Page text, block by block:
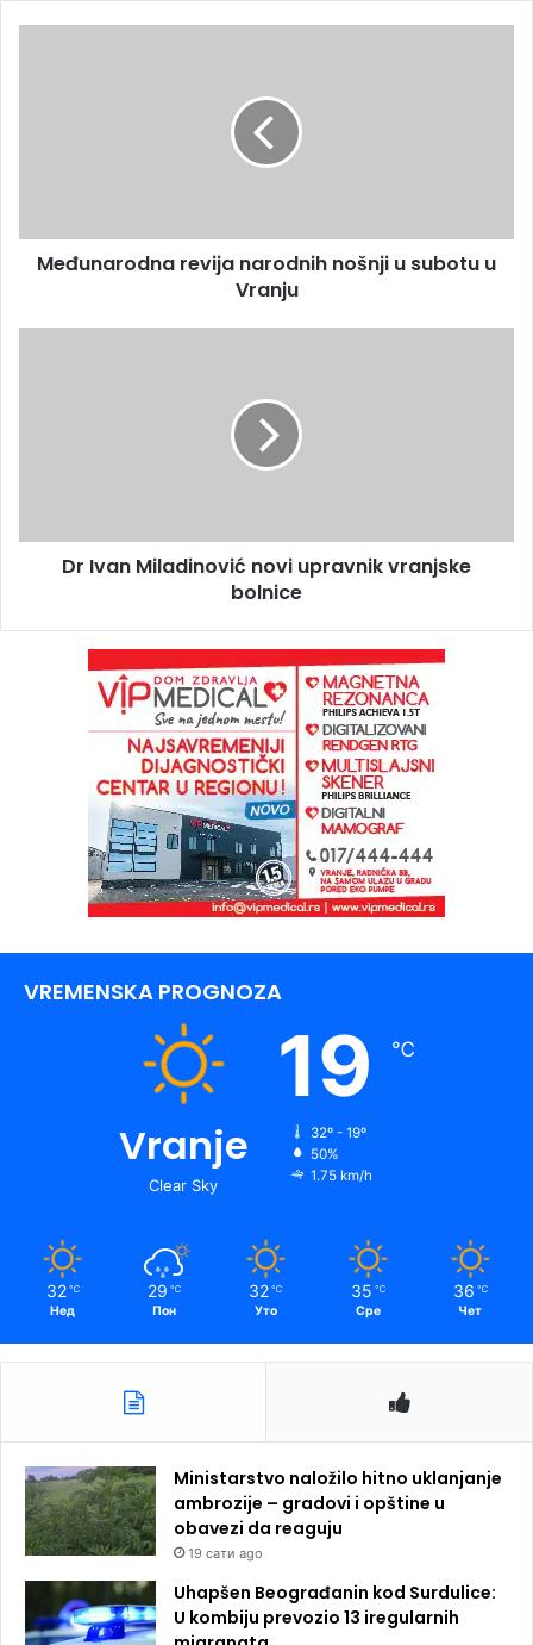
Međunarodna revija narodnih nošnji u subotu u
Vranju
Dr Ivan Miladinović novi upravnik vranjske
bolnice
VREMENSKA PROGNOZA
Vranje
Clear Sky
19 ℃
32º - 19º
50%
1.75 km/h
32 ℃
Нед
29 ℃
Пон
32 ℃
Уто
35 ℃
Сре
36 ℃
Чет
Ministarstvo naložilo hitno uklanjanje
ambrozije – gradovi i opštine u
obavezi da reaguju
19 сати ago
Uhapšen Beograđanin kod Surdulice:
U kombiju prevozio 13 iregularnih